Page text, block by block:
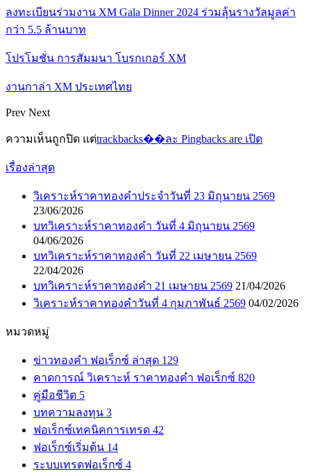
ลงทะเบียนร่วมงาน XM Gala Dinner 2024 ร่วมลุ้นรางวัลมูลค่า
กว่า 5.5 ล้านบาท
โปรโมชั่น การสัมมนา โบรกเกอร์ XM
งานกาล่า XM ประเทศไทย
Prev Next
ความเห็นถูกปิด แต่trackbacks��ละ Pingbacks are เปิด
เรื่องล่าสุด
วิเคราะห์ราคาทองคำประจำวันที่ 23 มิถุนายน 2569
23/06/2026
บทวิเคราะห์ราคาทองคำ วันที่ 4 มิถุนายน 2569
04/06/2026
บทวิเคราะห์ราคาทองคำ วันที่ 22 เมษายน 2569
22/04/2026
บทวิเคราะห์ราคาทองคำ 21 เมษายน 2569 21/04/2026
วิเคราะห์ราคาทองคำวันที่ 4 กุมภาพันธ์ 2569 04/02/2026
หมวดหมู่
ข่าวทองคำ ฟอเร็กซ์ ล่าสุด 129
คาดการณ์ วิเคราะห์ ราคาทองคำ ฟอเร็กซ์ 820
คู่มือชีวิต 5
บทความลงทุน 3
ฟอเร็กซ์เทคนิคการเทรด 42
ฟอเร็กซ์เริ่มต้น 14
ระบบเทรดฟอเร็กซ์ 4